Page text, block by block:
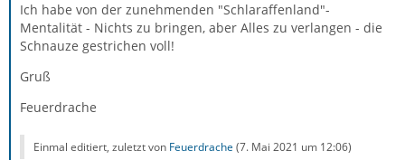
Ich habe von der zunehmenden "Schlaraffenland"-
Mentalität - Nichts zu bringen, aber Alles zu verlangen - die
Schnauze gestrichen voll!
Gruß
Feuerdrache
Einmal editiert, zuletzt von Feuerdrache (7. Mai 2021 um 12:06)